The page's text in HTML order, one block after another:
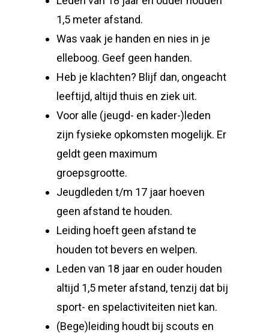
1,5 meter afstand.
Was vaak je handen en nies in je
elleboog. Geef geen handen.
Heb je klachten? Blijf dan, ongeacht
leeftijd, altijd thuis en ziek uit.
Voor alle (jeugd- en kader-)leden
zijn fysieke opkomsten mogelijk. Er
geldt geen maximum
groepsgrootte.
Jeugdleden t/m 17 jaar hoeven
geen afstand te houden.
Leiding hoeft geen afstand te
houden tot bevers en welpen.
Leden van 18 jaar en ouder houden
altijd 1,5 meter afstand, tenzij dat bij
sport- en spelactiviteiten niet kan.
(Bege)leiding houdt bij scouts en